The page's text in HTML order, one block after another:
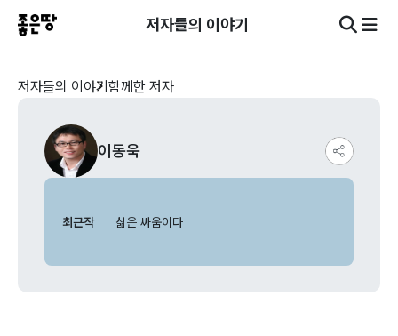
저자들의 이야기
저자들의 이야기 함께한 저자
이동욱
최근작 삶은 싸움이다